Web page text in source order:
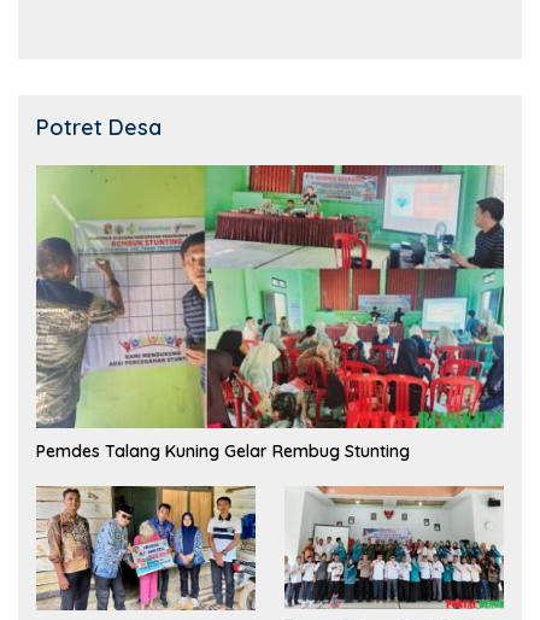
Potret Desa
Pemdes Talang Kuning Gelar Rembug Stunting